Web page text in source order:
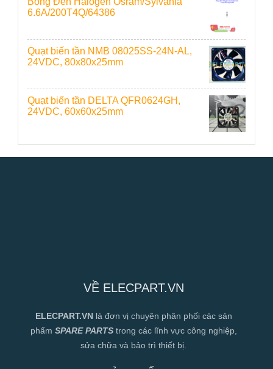
6.6A/200T4Q/64386
Quạt biến tần NMB 08025SS-24N-AL,
24VDC, 80x80x25mm
Quạt biến tần DELTA QFR0624GH,
24VDC, 60x60x25mm
VỀ ELECPART.VN
ELECPART.VN là đơn vị chuyên phân phối các sản
phẩm SPARE PARTStrong các lĩnh vực công nghiệp,
sửa chữa và bảo trì thiết bị.